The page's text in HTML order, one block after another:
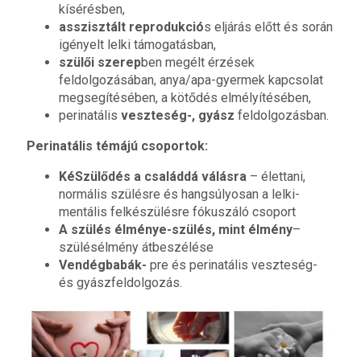
kísérésben,
asszisztált reprodukciós eljárás előtt és során
igényelt lelki támogatásban,
szülői szerepben megélt érzések
feldolgozásában, anya/apa-gyermek kapcsolat
megsegítésében, a kötődés elmélyítésében,
perinatálisveszteség-, gyász feldolgozásban.
Perinatális témájú csoportok:
KéSzülődés a családdá válásra – élettani,
normális szülésre és hangsúlyosan a lelki-
mentális felkészülésre fókuszáló csoport
A szülés élménye-szülés, mint élmény–
szülésélmény átbeszélése
Vendégbabák- pre és perinatális veszteség-
és gyászfeldolgozás.